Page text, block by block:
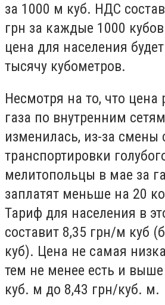
за 1000 м куб. НДС
грн за каждые 1000 кубов
цена для населения
тысячу кубометров.
Несмотря на то, что цена
газа по внутренним
изменилась, из-за смены
транспортировки
мелитопольцы в мае за
заплатят меньше на 20
Тариф для населения в
составит 8,35 грн/м куб
куб). Цена не самая
тем не менее есть и
куб. м до 8,43 грн/куб. м.